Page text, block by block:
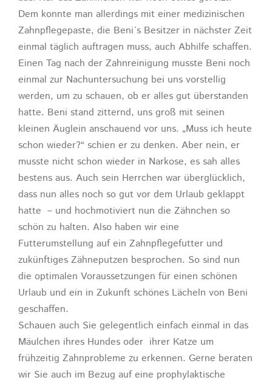
Dem konnte man allerdings mit einer medizinischen
Zahnpflegepaste, die Beni´s Besitzer in nächster Zeit
einmal täglich auftragen muss, auch Abhilfe schaffen.
Einen Tag nach der Zahnreinigung musste Beni noch
einmal zur Nachuntersuchung bei uns vorstellig
werden, um zu schauen, ob er alles gut überstanden
hatte. Beni stand zitternd, uns groß mit seinen
kleinen Äuglein anschauend vor uns. „Muss ich heute
schon wieder?“ schien er zu denken. Aber nein, er
musste nicht schon wieder in Narkose, es sah alles
bestens aus. Auch sein Herrchen war überglücklich,
dass nun alles noch so gut vor dem Urlaub geklappt
hatte – und hochmotiviert nun die Zähnchen so
schön zu halten. Also haben wir eine
Futterumstellung auf ein Zahnpflegefutter und
zukünftiges Zähneputzen besprochen. So sind nun
die optimalen Voraussetzungen für einen schönen
Urlaub und ein in Zukunft schönes Lächeln von Beni
geschaffen.
Schauen auch Sie gelegentlich einfach einmal in das
Mäulchen ihres Hundes oder ihrer Katze um
frühzeitig Zahnprobleme zu erkennen. Gerne beraten
wir Sie auch im Bezug auf eine prophylaktische